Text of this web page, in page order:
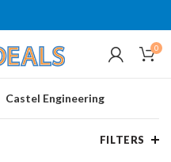
0
Castel Engineering
FILTERS